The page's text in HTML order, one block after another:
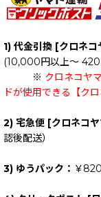
1) 代金引換 [クロネ
(10,000円以上～
※ クロネコヤ
ドが使用できる【ク
2) 宅急便 [クロネコヤ
認後配送）
3) ゆうパック： ￥